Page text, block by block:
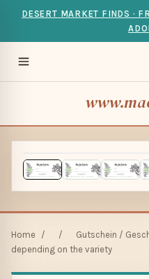
DESERT MARKET FINDS ·
Home / /
Gutschein /
depending on the variety